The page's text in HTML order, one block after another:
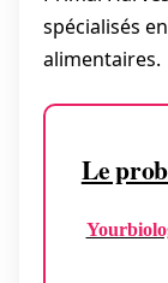
spécialisés
alimentaires.
Le